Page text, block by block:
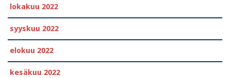
lokakuu 2022
syyskuu 2022
elokuu 2022
kesäkuu 2022